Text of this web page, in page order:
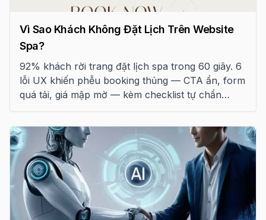
Vì Sao Khách Không Đặt Lịch Trên Website
Spa?
92% khách rời trang đặt lịch spa trong 60 giây. 6
lỗi UX khiến phễu booking thủng — CTA ẩn, form
quá tải, giá mập mờ — kèm checklist tự chẩn